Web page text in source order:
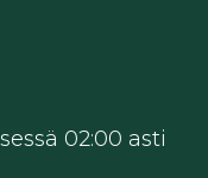
02:00 asti